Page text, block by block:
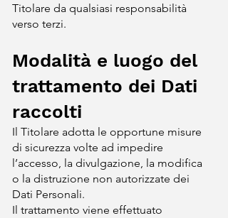
Titolare da qualsiasi responsabilità
verso terzi.
Modalità e luogo del
trattamento dei Dati
raccolti
Il Titolare adotta le opportune misure
di sicurezza volte ad impedire
l’accesso, la divulgazione, la modifica
o la distruzione non autorizzate dei
Dati Personali.
Il trattamento viene effettuato